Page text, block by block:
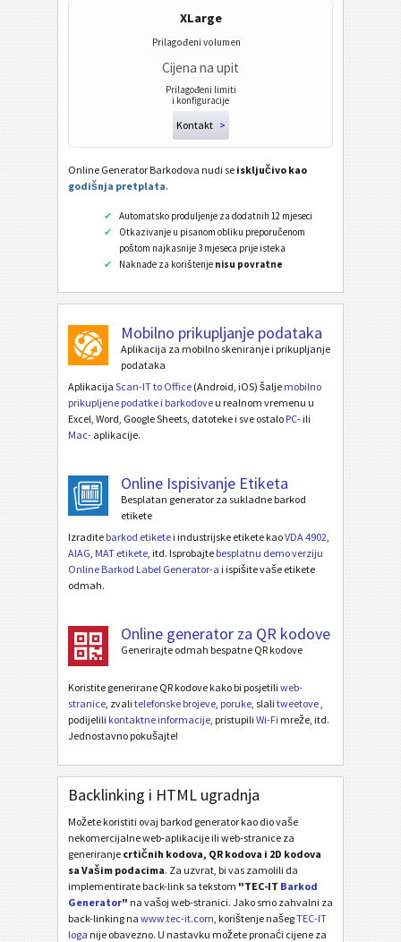
XLarge
Prilagođeni volumen
Cijena na upit
Prilagođeni limiti
i konfiguracije
Kontakt >
Online Generator Barkodova nudi se isključivo kao
godišnja pretplata.
Automatsko produljenje za dodatnih 12 mjeseci
Otkazivanje u pisanom obliku preporučenom
poštom najkasnije 3 mjeseca prije isteka
Naknade za korištenje nisu povratne
Mobilno prikupljanje podataka
Aplikacija za mobilno skeniranje i prikupljanje
podataka
Aplikacija Scan-IT to Office (Android, iOS) šalje mobilno
prikupljene podatke i barkodove u realnom vremenu u
Excel, Word, Google Sheets, datoteke i sve ostalo PC- ili
Mac- aplikacije.
Online Ispisivanje Etiketa
Besplatan generator za sukladne barkod
etikete
Izradite barkod etikete i industrijske etikete kaoVDA 4902
AIAG MAT etikete , itd. Isprobajte besplatnu demo verziju
Online Barkod Label Generator-a i ispišite vaše etikete
odmah.
Online generator za QR kodove
Generirajte odmah bespatne QR kodove
Koristite generirane QR kodove kako bi posjetili web-
stranice , zvali telefonske brojeve poruke , slali tweetove
podijelili kontaktne informacije , pristupili Wi-Fi mreže, itd.
Jednostavno pokušajte!
Backlinking i HTML ugradnja
Možete koristiti ovaj barkod generator kao dio vaše
nekomercijalne web-aplikacije ili web-stranice za
generiranje crtičnih kodova, QR kodova i 2D kodova
sa Vašim podacima. Za uzvrat, bi vas zamolili da
implementirate back-link sa tekstom "TEC-IT Barkod
Generator" na vašoj web-stranici. Jako smo zahvalni za
back-linking na www.tec-it.com , korištenje našegTEC-IT
loga nije obavezno. U nastavku možete pronaći cijene za